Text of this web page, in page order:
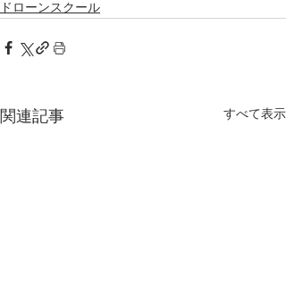
ドローンスクール
関連記事 すべて表示